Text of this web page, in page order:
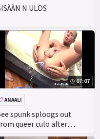
N ULOS
RYHMÄ
JOUKKOPANO
07:07
spunk sploogs out
queer culo after
fucking
ANAALI